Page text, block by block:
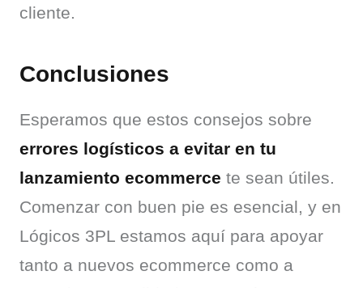
cliente.
Conclusiones
errores logísticos a evitar en tu
lanzamiento ecommerce te sean útiles.
Comenzar con buen pie es esencial, y en
Lógicos 3PL estamos aquí para apoyar
tanto a nuevos ecommerce como a